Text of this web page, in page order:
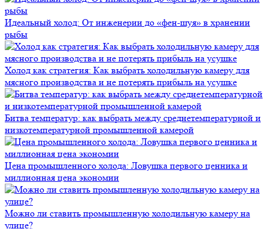
Идеальный холод: От инженерии до «фен-шуя» в хранении
рыбы
Холод как стратегия: Как выбрать холодильную камеру для
мясного производства и не потерять прибыль на усушке
Битва температур: как выбрать между среднетемпературной и
низкотемпературной промышленной камерой
Цена промышленного холода: Ловушка первого ценника и
миллионная цена экономии
Можно ли ставить промышленную холодильную камеру на
улице?